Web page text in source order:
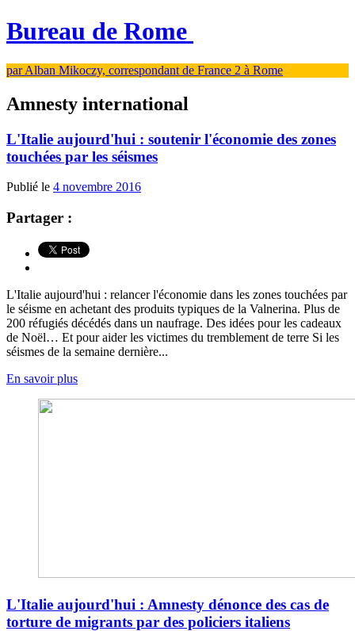
Bureau de Rome
par Alban Mikoczy, correspondant de France 2 à Rome
Amnesty international
L'Italie aujourd'hui : soutenir l'économie des zones
touchées par les séismes
Publié le 4 novembre 2016
Partager :
L'Italie aujourd'hui : relancer l'économie dans les zones touchées par
le séisme en achetant des produits typiques de la Valnerina. Plus de
200 réfugiés décédés dans un naufrage. Des idées pour les cadeaux
de Noël… Et pour aider les victimes du tremblement de terre Si les
séismes de la semaine dernière...
En savoir plus
L'Italie aujourd'hui : Amnesty dénonce des cas de
torture de migrants par des policiers italiens